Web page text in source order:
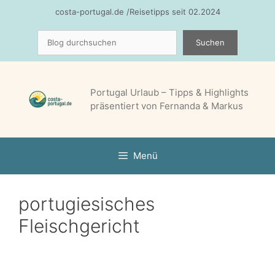
costa-portugal.de /Reisetipps seit 02.2024
Suchen
Portugal Urlaub – Tipps & Highlights
präsentiert von Fernanda & Markus
Menü
portugiesisches
Fleischgericht